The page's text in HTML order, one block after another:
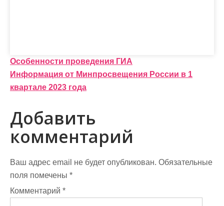
Н
а
и
г
а
ц
и
Особенности проведения ГИА
Информация от Минпросвещения России в 1
квартале 2023 года
Добавить
комментарий
Ваш адрес email не будет опубликован. Обязательные
поля помечены *
Комментарий *